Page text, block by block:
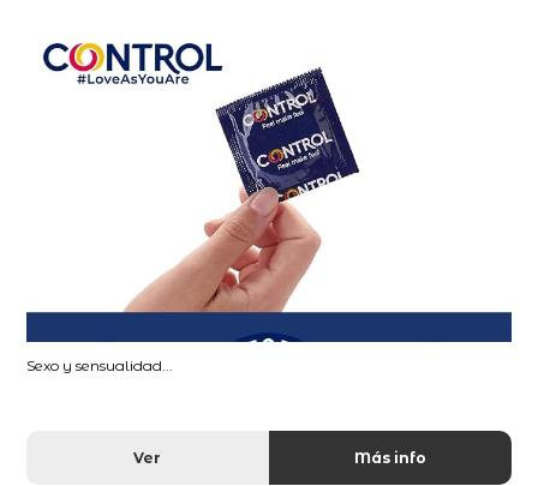
Sexo y sensualidad...
Ver Más info